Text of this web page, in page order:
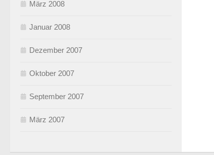
März 2008
Januar 2008
Dezember 2007
Oktober 2007
September 2007
März 2007